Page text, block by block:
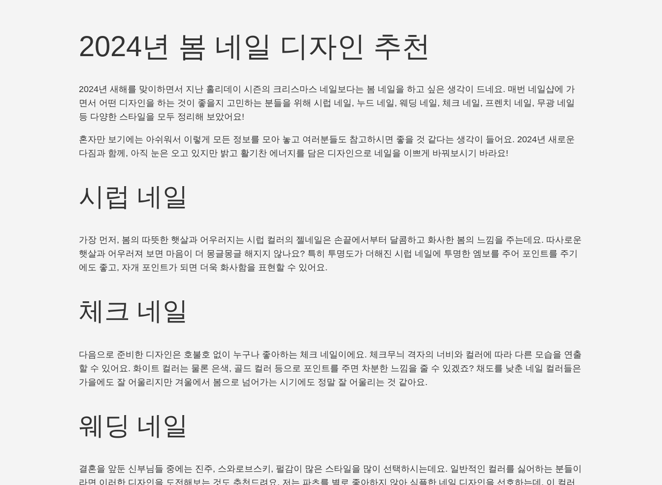
2024년 봄 네일 디자인 추천
2024년 새해를 맞이하면서 지난 홀리데이 시즌의 크리스마스 네일보다는 봄 네일을 하고 싶은 생각이 드네요. 매번 네일샵에 가
면서 어떤 디자인을 하는 것이 좋을지 고민하는 분들을 위해 시럽 네일, 누드 네일, 웨딩 네일, 체크 네일, 프렌치 네일, 무광 네일
등 다양한 스타일을 모두 정리해 보았어요!
혼자만 보기에는 아쉬워서 이렇게 모든 정보를 모아 놓고 여러분들도 참고하시면 좋을 것 같다는 생각이 들어요. 2024년 새로운
다짐과 함께, 아직 눈은 오고 있지만 밝고 활기찬 에너지를 담은 디자인으로 네일을 이쁘게 바꿔보시기 바라요!
시럽 네일
가장 먼저, 봄의 따뜻한 햇살과 어우러지는 시럽 컬러의 젤네일은 손끝에서부터 달콤하고 화사한 봄의 느낌을 주는데요. 따사로운
햇살과 어우러져 보면 마음이 더 몽글몽글 해지지 않나요? 특히 투명도가 더해진 시럽 네일에 투명한 엠보를 주어 포인트를 주기
에도 좋고, 자개 포인트가 되면 더욱 화사함을 표현할 수 있어요.
체크 네일
다음으로 준비한 디자인은 호불호 없이 누구나 좋아하는 체크 네일이에요. 체크무늬 격자의 너비와 컬러에 따라 다른 모습을 연출
할 수 있어요. 화이트 컬러는 물론 은색, 골드 컬러 등으로 포인트를 주면 차분한 느낌을 줄 수 있겠죠? 채도를 낮춘 네일 컬러들은
가을에도 잘 어울리지만 겨울에서 봄으로 넘어가는 시기에도 정말 잘 어울리는 것 같아요.
웨딩 네일
결혼을 앞둔 신부님들 중에는 진주, 스와로브스키, 펄감이 많은 스타일을 많이 선택하시는데요. 일반적인 컬러를 싫어하는 분들이
라면 이러한 디자인을 도전해보는 것도 추천드려요. 저는 파츠를 별로 좋아하지 않아 심플한 네일 디자인을 선호하는데, 이 컬러